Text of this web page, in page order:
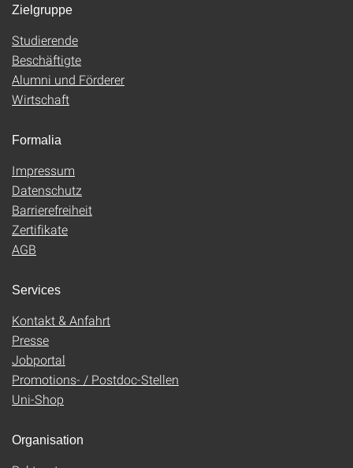
Zielgruppe
Studierende
Beschäftigte
Alumni und Förderer
Wirtschaft
Formalia
Impressum
Datenschutz
Barrierefreiheit
Zertifikate
AGB
Services
Kontakt & Anfahrt
Presse
Jobportal
Promotions- / Postdoc-Stellen
Uni-Shop
Organisation